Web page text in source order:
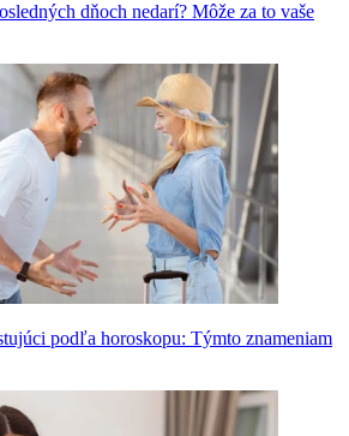
dňoch nedarí? Môže za to vaše
podľa horoskopu: Týmto znameniam